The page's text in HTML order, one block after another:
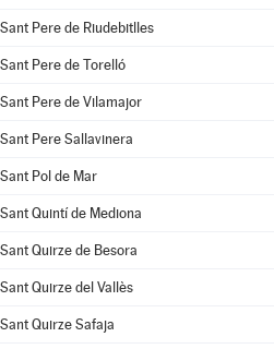
Sant Pere de Riudebitlles
Sant Pere de Torelló
Sant Pere de Vilamajor
Sant Pere Sallavinera
Sant Pol de Mar
Sant Quintí de Mediona
Sant Quirze de Besora
Sant Quirze del Vallès
Sant Quirze Safaja